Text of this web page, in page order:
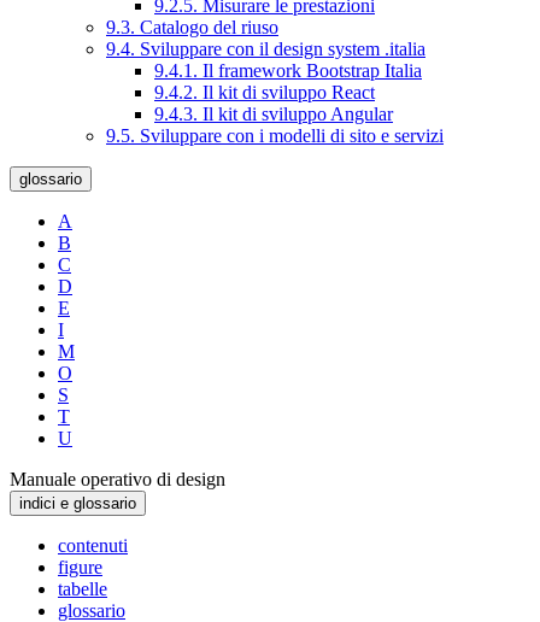
9.2.5. Misurare le prestazioni
9.3. Catalogo del riuso
9.4. Sviluppare con il design system .italia
9.4.1. Il framework Bootstrap Italia
9.4.2. Il kit di sviluppo React
9.4.3. Il kit di sviluppo Angular
9.5. Sviluppare con i modelli di sito e servizi
glossario
A
B
C
D
E
I
M
O
S
T
U
Manuale operativo di design
indici e glossario
contenuti
figure
tabelle
glossario